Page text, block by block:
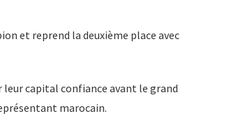
et reprend la deuxième place avec
leur capital confiance avant le grand
marocain.